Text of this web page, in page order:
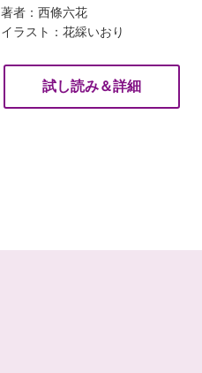
著者：西條六花
イラスト：花綵いおり
試し読み＆詳細